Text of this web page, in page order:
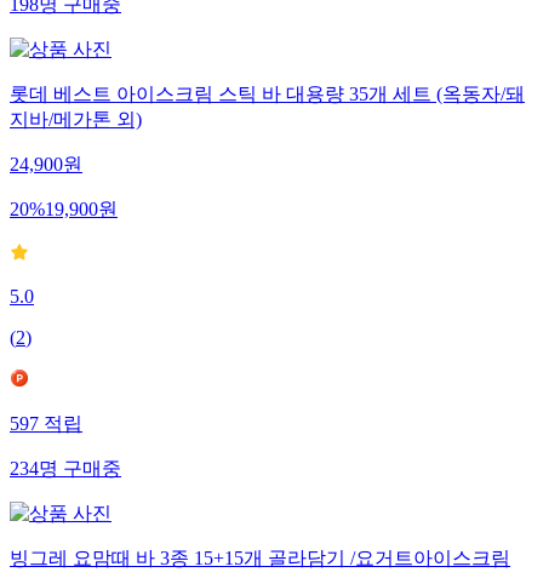
198명구매중
롯데 베스트 아이스크림 스틱 바 대용량 35개 세트 (옥동자/돼
지바/메가톤 외)
24,900원
20%19,900원
5.0
(2)
597적립
234명구매중
빙그레 요맘때 바 3종 15+15개 골라담기 /요거트아이스크림